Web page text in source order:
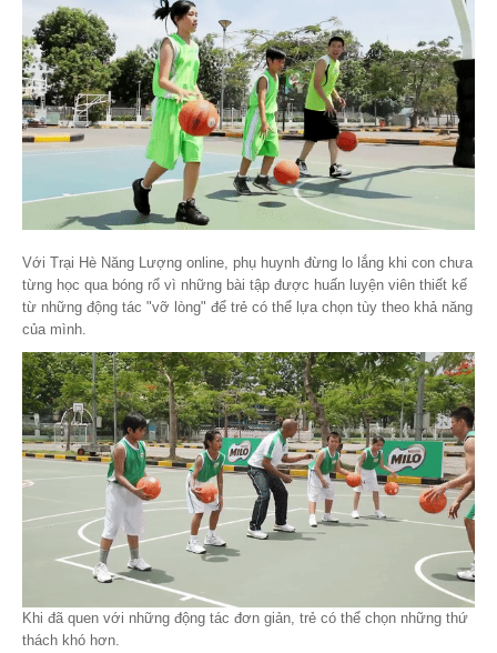
Với Trại Hè Năng Lượng online, phụ huynh đừng lo lắng khi con chưa
từng học qua bóng rổ vì những bài tập được huấn luyện viên thiết kế
từ những động tác "vỡ lòng" để trẻ có thể lựa chọn tùy theo khả năng
của mình.
Khi đã quen với những động tác đơn giản, trẻ có thể chọn những thứ
thách khó hơn.